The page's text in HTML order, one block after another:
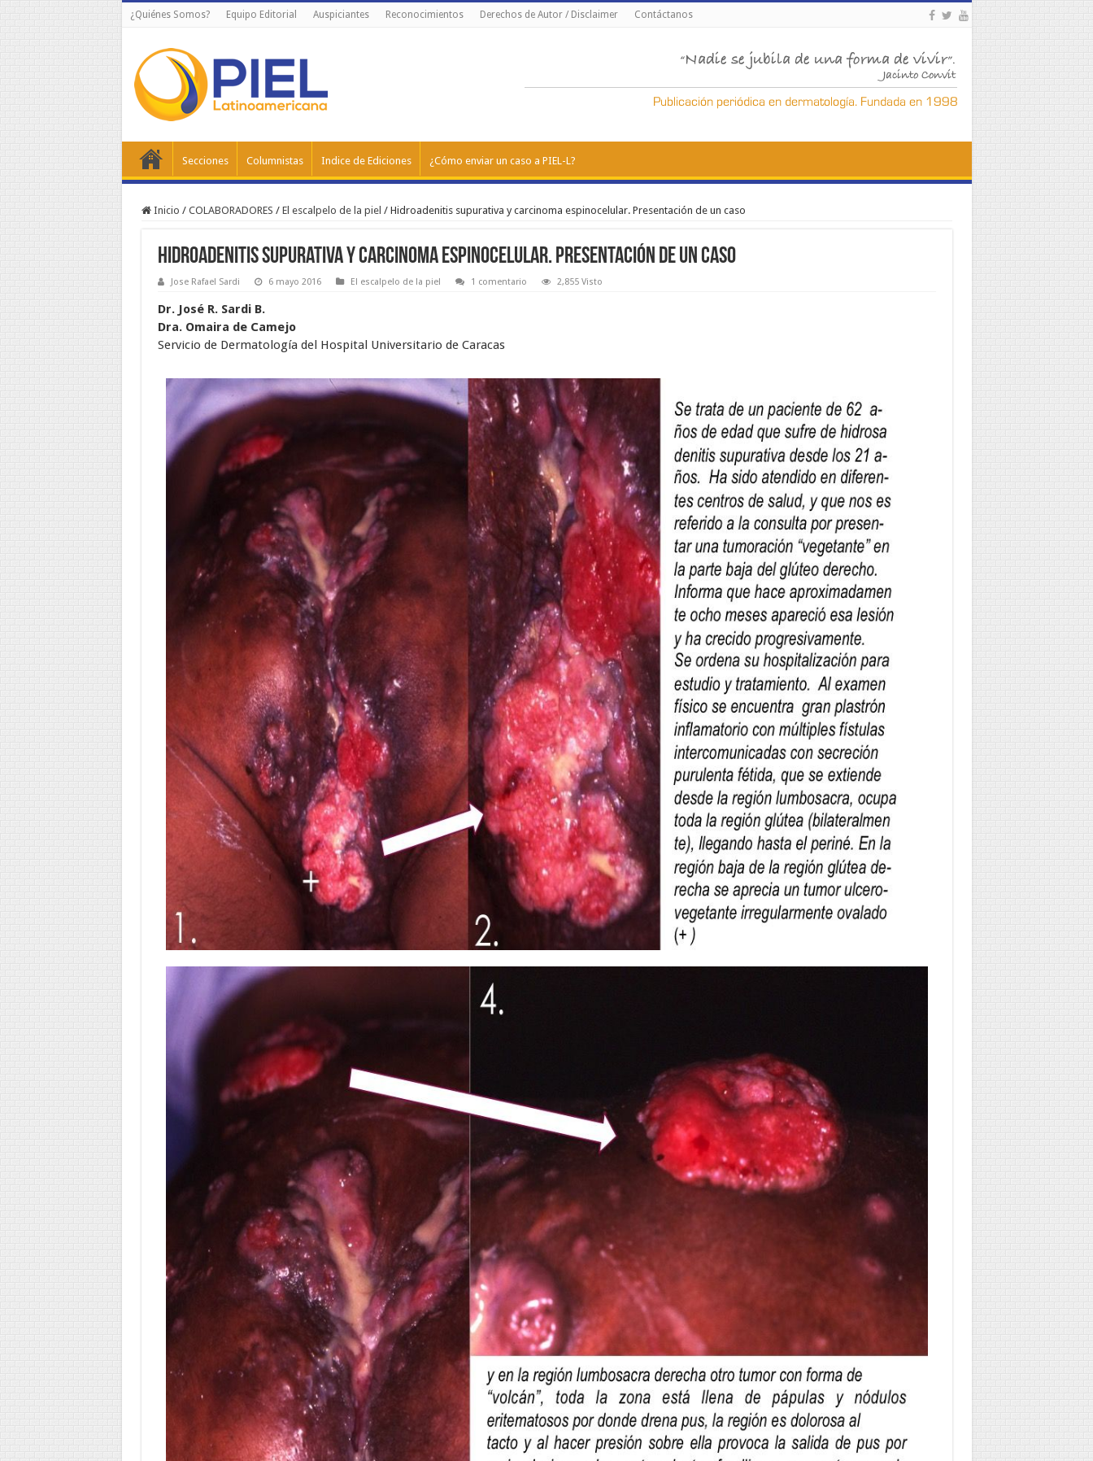
¿Quiénes Somos? Equipo Editorial Auspiciantes Reconocimientos Derechos de Autor / Disclaimer Contáctanos
Secciones Columnistas Indice de Ediciones ¿Cómo enviar un caso a PIEL-L?
Inicio / COLABORADORES / El escalpelo de la piel / Hidroadenitis supurativa y carcinoma espinocelular. Presentación de un caso
Hidroadenitis supurativa y carcinoma espinocelular. Presentación de un caso
Jose Rafael Sardi 6 mayo 2016 El escalpelo de la piel 1 comentario 2,855 Visto
Dr. José R. Sardi B.
Dra. Omaira de Camejo
Servicio de Dermatología del Hospital Universitario de Caracas